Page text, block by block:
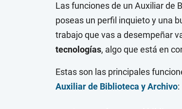
Las funciones de un Auxiliar de
poseas un perfil inquieto y una
trabajo que vas a desempeñar
tecnologías, algo que está en
Estas son las principales
Auxiliar de Biblioteca y Archivo: